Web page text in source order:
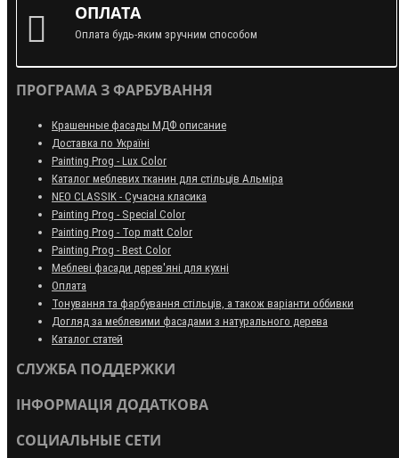
ОПЛАТА
Оплата будь-яким зручним способом
ПРОГРАМА З ФАРБУВАННЯ
Крашенные фасады МДФ описание
Доставка по Україні
Painting Prog - Lux Color
Каталог меблевих тканин для стільців Альміра
NEO CLASSIK - Сучасна класика
Painting Prog - Special Color
Painting Prog - Top matt Color
Painting Prog - Best Color
Меблеві фасади дерев'яні для кухні
Оплата
Тонування та фарбування стільців, а також варіанти оббивки
Догляд за меблевими фасадами з натурального дерева
Каталог статей
СЛУЖБА ПОДДЕРЖКИ
ІНФОРМАЦІЯ ДОДАТКОВА
СОЦИАЛЬНЫЕ СЕТИ